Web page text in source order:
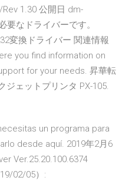
1.30 公開日 dm-
なドライバーです。
変換ドライバー 関連情報
you find information on
for your needs. 昇華転
ジェットプリンタ PX-105.
un programa para
desde aquí. 2019年2月6
Ver.25.20.100.6374
02/05）: